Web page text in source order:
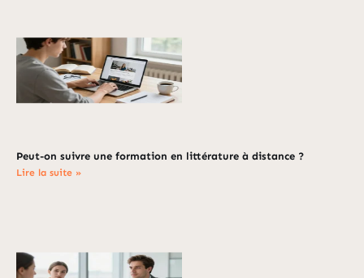
Peut-on suivre une formation en littérature à distance ?
Lire la suite »